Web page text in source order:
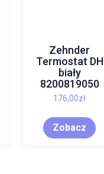
Zehnder
Termostat DH
biały
8200819050
176,00zł
Zobacz